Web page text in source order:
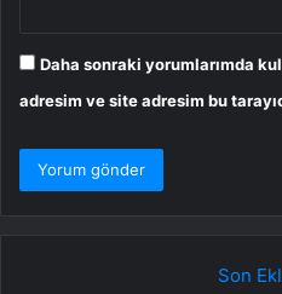
Daha sonraki yorumlarımda
adresim ve site adresim bu
Son